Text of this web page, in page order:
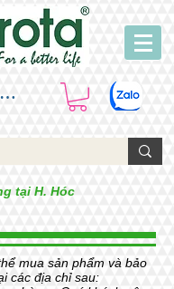
tại H. Hóc
mua sản phẩm và bảo
các địa chỉ sau: